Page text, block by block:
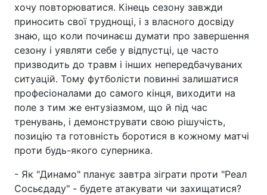
хочу повторюватися. Кінець сезону завжди
приносить свої труднощі, і з власного досвіду
знаю, що коли починаєш думати про завершення
сезону і уявляти себе у відпустці, це часто
призводить до травм і інших непередбачуваних
ситуацій. Тому футболісти повинні залишатися
професіоналами до самого кінця, виходити на
поле з тим же ентузіазмом, що й під час
тренувань, і демонструвати свою рішучість,
позицію та готовність боротися в кожному матчі
проти будь-якого суперника.
- Як "Динамо" планує завтра зіграти проти "Реал
Сосьєдаду" - будете атакувати чи захищатися?